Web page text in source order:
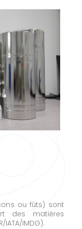
ou fûts) sont
des matières
IMDG).